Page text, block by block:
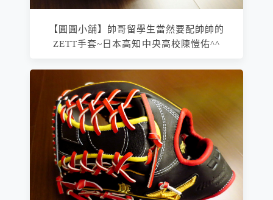
【圓圓小舖】帥哥留學生當然要配帥帥的
ZETT手套~日本高知中央高校陳愷佑^^